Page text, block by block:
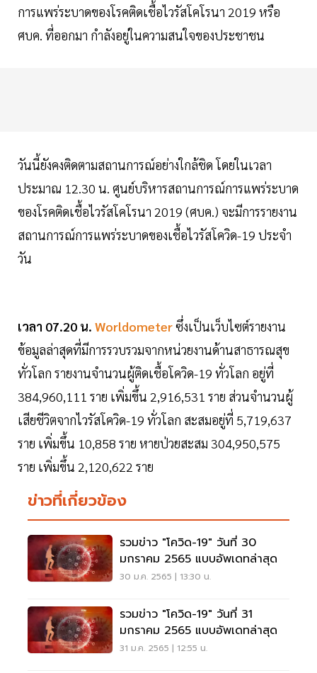
การแพร่ระบาดของโรคติดเชื้อไวรัสโคโรนา 2019 หรือ
ศบค. ที่ออกมา กำลังอยู่ในความสนใจของประชาชน
วันนี้ยังคงติดตามสถานการณ์อย่างใกล้ชิด โดยในเวลา
ประมาณ 12.30 น. ศูนย์บริหารสถานการณ์การแพร่ระบาด
ของโรคติดเชื้อไวรัสโคโรนา 2019 (ศบค.) จะมีการรายงาน
สถานการณ์การแพร่ระบาดของเชื้อไวรัสโควิด-19 ประจำ
วัน
เวลา 07.20 น. Worldometerซึ่งเป็นเว็บไซต์รายงาน
ข้อมูลล่าสุดที่มีการรวบรวมจากหน่วยงานด้านสาธารณสุข
ทั่วโลก รายงานจำนวนผู้ติดเชื้อโควิด-19 ทั่วโลก อยู่ที่
384,960,111 ราย เพิ่มขึ้น 2,916,531 ราย ส่วนจำนวนผู้
เสียชีวิตจากไวรัสโควิด-19 ทั่วโลก สะสมอยู่ที่ 5,719,637
ราย เพิ่มขึ้น 10,858 ราย หายป่วยสะสม 304,950,575
ราย เพิ่มขึ้น 2,120,622 ราย
ข่าวที่เกี่ยวข้อง
รวมข่าว "โควิด-19" วันที่ 30
มกราคม 2565 แบบอัพเดทล่าสุด
30 ม.ค. 2565 | 13:30 น.
รวมข่าว "โควิด-19" วันที่ 31
มกราคม 2565 แบบอัพเดทล่าสุด
31 ม.ค. 2565 | 12:55 น.